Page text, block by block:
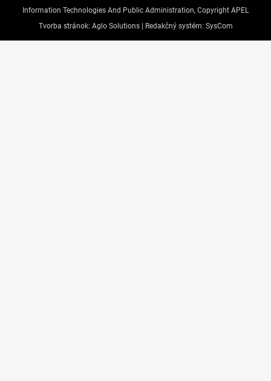
Information Technologies And Public Administration, Copyright APEL
Tvorba stránok: Aglo Solutions | Redakčný systém: SysCom